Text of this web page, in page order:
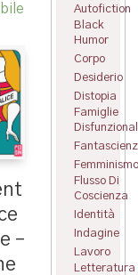
–
Autofiction
Black
Humor
Corpo
Desiderio
Distopia
Famiglie
Femminismo
Flusso Di
Coscienza
Identità
Indagine
Lavoro
Letteratura